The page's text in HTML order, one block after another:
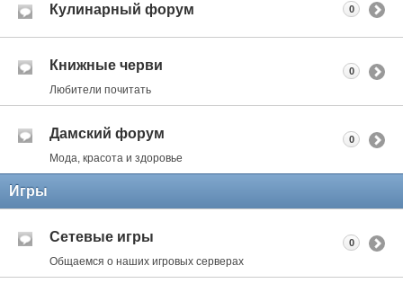
Кулинарный форум 0
Книжные черви
Любители почитать
0
Дамский форум
Мода, красота и здоровье
0
Игры
Сетевые игры
Общаемся о наших игровых серверах
0